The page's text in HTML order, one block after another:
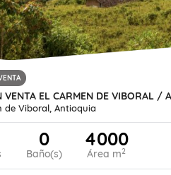
de Viboral, Antioquia
0
Baño(s)
4000
Área m2